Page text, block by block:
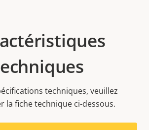
techniques, veuillez
la fiche technique ci-dessous.